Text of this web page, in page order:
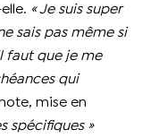
« Je suis super
sais pas même si
faut que je me
qui
mise en
spécifiques »